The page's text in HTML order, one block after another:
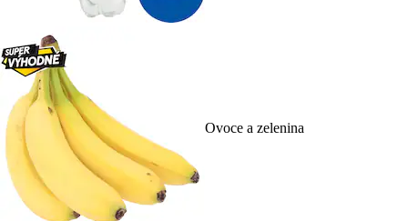
Ovoce a zelenina